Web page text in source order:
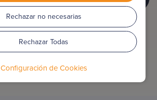
Rechazar no necesarias
Rechazar Todas
Configuración de Cookies